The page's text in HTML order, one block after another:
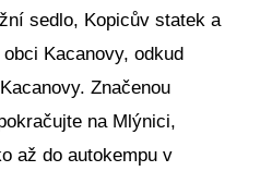
sedlo, Kopicův statek a
Kacanovy, odkud
Značenou
na Mlýnici,
až do autokempu v